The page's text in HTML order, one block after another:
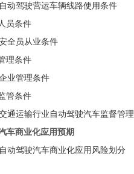
动驾驶营运车辆线路使用条件
员条件
全员从业条件
理条件
业管理条件
管条件
通运输行业自动驾驶汽车监督管理
车商业化应用预期
动驾驶汽车商业化应用风险划分